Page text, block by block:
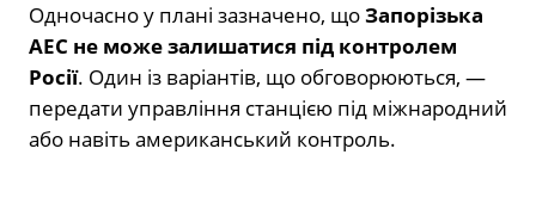
Одночасно у плані зазначено, щоЗапорізька
АЕС не може залишатися під контролем
Росії. Один із варіантів, що обговорюються, —
передати управління станцією під міжнародний
або навіть американський контроль.